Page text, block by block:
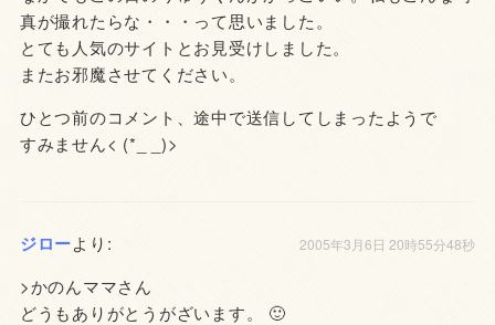
真が撮れたらな・・・って思いました。
とても人気のサイトとお見受けしました。
またお邪魔させてください。
ひとつ前のコメント、途中で送信してしまったようで
すみません< (*_ _)>
ジローより: 2005年3月6日 20時55分48秒
>かのんママさん
どうもありがとうがざいます。 🙂